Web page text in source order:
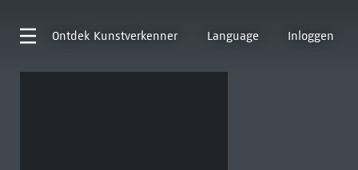
Ontdek Kunstverkenner Language Inloggen